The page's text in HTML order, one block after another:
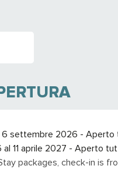
6 settembre 2026 - Aperto
11 aprile 2027 - Aperto
packages, check-in is